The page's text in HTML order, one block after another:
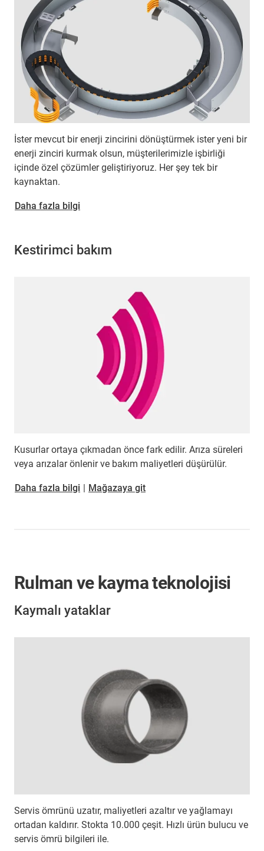
İster mevcut bir enerji zincirini dönüştürmek ister yeni bir
enerji zinciri kurmak olsun, müşterilerimizle işbirliği
içinde özel çözümler geliştiriyoruz. Her şey tek bir
kaynaktan.
Daha fazla bilgi
Kestirimci bakım
Kusurlar ortaya çıkmadan önce fark edilir. Arıza süreleri
veya arızalar önlenir ve bakım maliyetleri düşürülür.
​​​​​​​Daha fazla bilgi Mağazaya git
Rulman ve kayma teknolojisi
Kaymalı yataklar
Servis ömrünü uzatır, maliyetleri azaltır ve yağlamayı
ortadan kaldırır. Stokta 10.000 çeşit. Hızlı ürün bulucu ve
servis ömrü bilgileri ile.